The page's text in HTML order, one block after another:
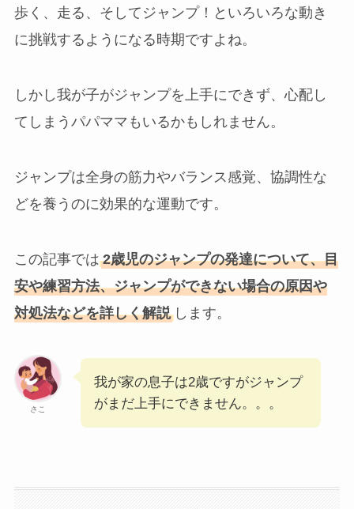
歩く、走る、そしてジャンプ！といろいろな動き
に挑戦するようになる時期ですよね。
しかし我が子がジャンプを上手にできず、心配し
てしまうパパママもいるかもしれません。
ジャンプは全身の筋力やバランス感覚、協調性な
どを養うのに効果的な運動です。
この記事では 2歳児のジャンプの発達について、目
安や練習方法、ジャンプができない場合の原因や
対処法などを詳しく解説 します。
さこ
我が家の息子は2歳ですがジャンプ
がまだ上手にできません。。。